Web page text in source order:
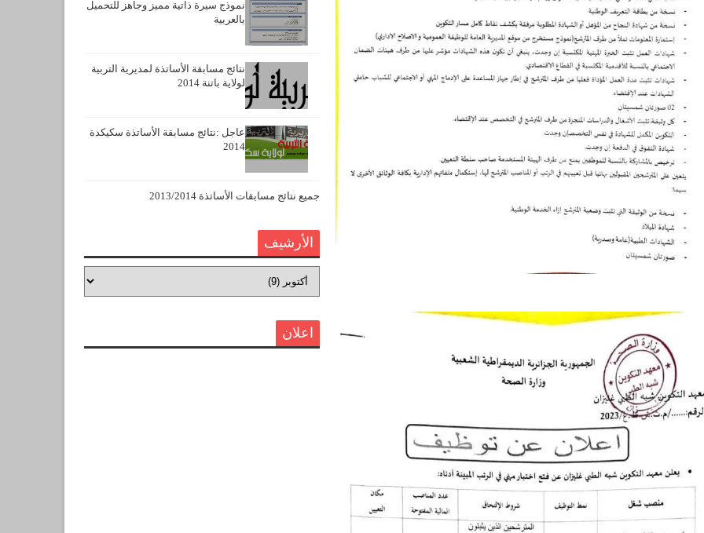
نموذج سيرة ذاتية مميز وجاهز للتحميل
بالعربية
نتائج مسابقة الأساتذة لمديرية التربية
لولاية باتنة 2014
عاجل :نتائج مسابقة الأساتذة سكيكدة
2014
جميع نتائج مسابقات الأساتذة 2013/2014
الأرشيف
اعلان